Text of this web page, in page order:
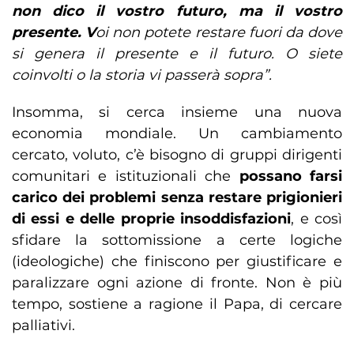
non dico il vostro futuro, ma il vostro
presente. Voi non potete restare fuori da dove
si genera il presente e il futuro. O siete
coinvolti o la storia vi passerà sopra”.
Insomma, si cerca insieme una nuova
economia mondiale. Un cambiamento
cercato, voluto, c’è bisogno di gruppi dirigenti
comunitari e istituzionali che possano farsi
carico dei problemi senza restare prigionieri
di essi e delle proprie insoddisfazioni, e così
sfidare la sottomissione a certe logiche
(ideologiche) che finiscono per giustificare e
paralizzare ogni azione di fronte. Non è più
tempo, sostiene a ragione il Papa, di cercare
palliativi.